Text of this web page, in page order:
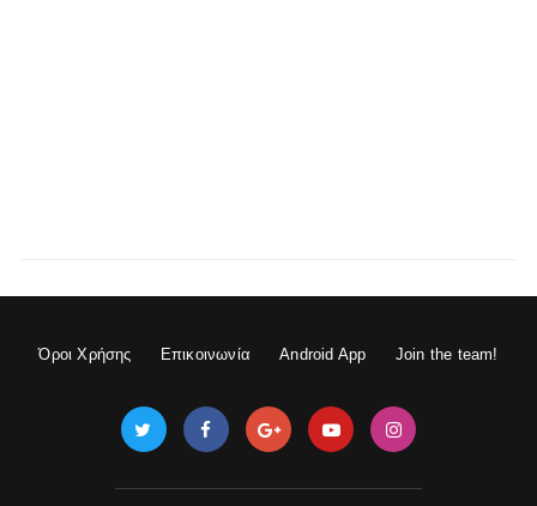
Όροι Χρήσης Επικοινωνία Android App Join the team!